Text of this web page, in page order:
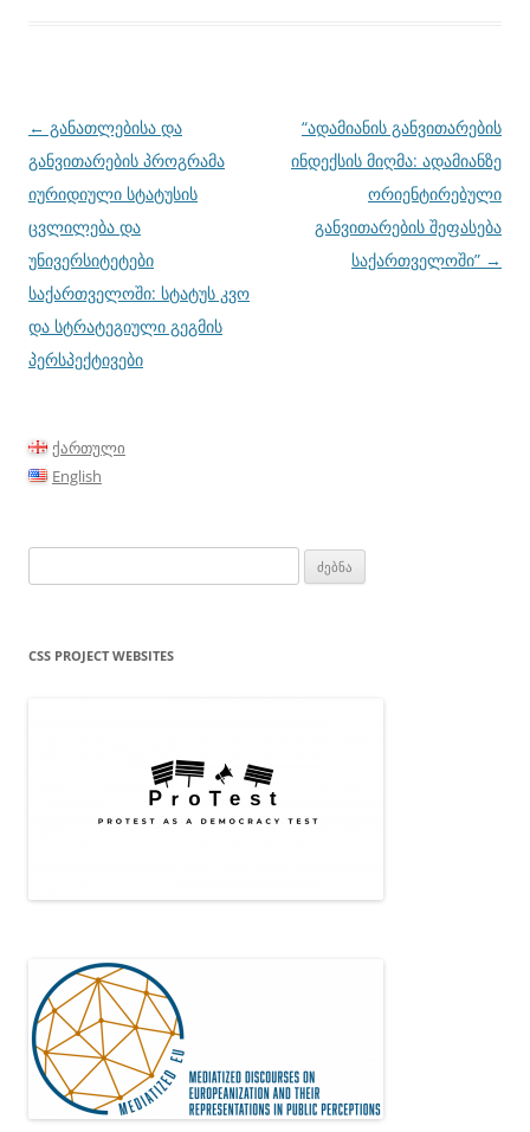
პოსტის
ნავიგაცია
← განათლებისა და
განვითარების პროგრამა
იურიდიული სტატუსის
ცვლილება და
უნივერსიტეტები
საქართველოში: სტატუს კვო
და სტრატეგიული გეგმის
პერსპექტივები
“ადამიანის განვითარების
ინდექსის მიღმა: ადამიანზე
ორიენტირებული
განვითარების შეფასება
საქართველოში” →
ქართული
English
CSS PROJECT WEBSITES